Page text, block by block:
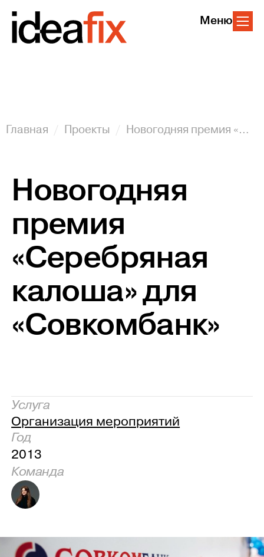
Меню
Новогодняя
премия
«Серебряная
калоша» для
«Совкомбанк»
Главная Проекты Новогодняя премия «Серебряная калоша» для «Совкомбанк»
Услуга
Организация мероприятий
Год
2013
Команда